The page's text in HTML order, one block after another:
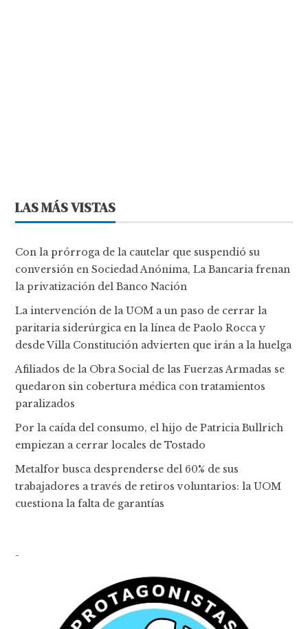
LAS MÁS VISTAS
Con la prórroga de la cautelar que suspendió su
conversión en Sociedad Anónima, La Bancaria frenan
la privatización del Banco Nación
La intervención de la UOM a un paso de cerrar la
paritaria siderúrgica en la línea de Paolo Rocca y
desde Villa Constitución advierten que irán a la huelga
Afiliados de la Obra Social de las Fuerzas Armadas se
quedaron sin cobertura médica con tratamientos
paralizados
Por la caída del consumo, el hijo de Patricia Bullrich
empiezan a cerrar locales de Tostado
Metalfor busca desprenderse del 60% de sus
trabajadores a través de retiros voluntarios: la UOM
cuestiona la falta de garantías
-